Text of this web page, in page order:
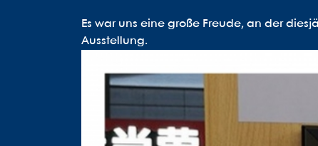
Es war uns eine große Freude, an der
Ausstellung.